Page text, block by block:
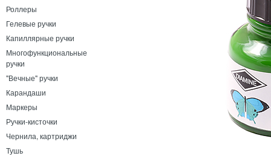
Роллеры
Гелевые ручки
Капиллярные ручки
Многофункциональные
ручки
"Вечные" ручки
Карандаши
Маркеры
Ручки-кисточки
Чернила, картриджи
Тушь